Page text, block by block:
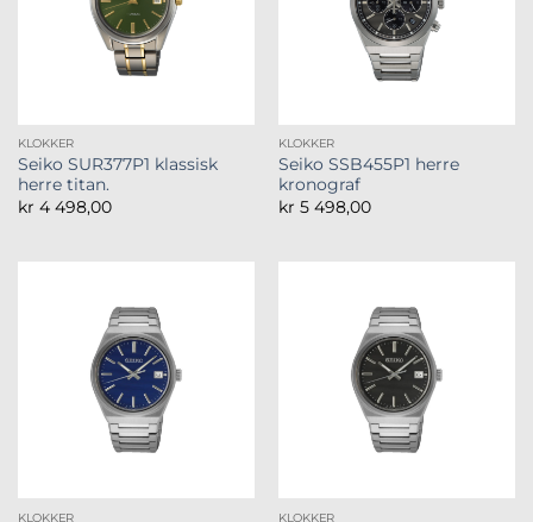
KLOKKER
Seiko SUR377P1 klassisk
herre titan.
kr 4 498,00
KLOKKER
Seiko SSB455P1 herre
kronograf
kr 5 498,00
KLOKKER KLOKKER